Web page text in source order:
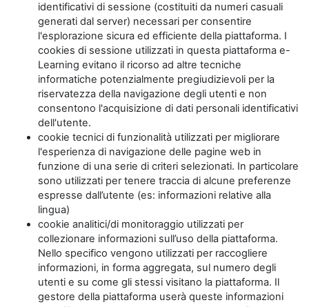
identificativi di sessione (costituiti da numeri casuali
generati dal server) necessari per consentire
l'esplorazione sicura ed efficiente della piattaforma. I
cookies di sessione utilizzati in questa piattaforma e-
Learning evitano il ricorso ad altre tecniche
informatiche potenzialmente pregiudizievoli per la
riservatezza della navigazione degli utenti e non
consentono l'acquisizione di dati personali identificativi
dell'utente.
cookie tecnici di funzionalità utilizzati per migliorare
l'esperienza di navigazione delle pagine web in
funzione di una serie di criteri selezionati. In particolare
sono utilizzati per tenere traccia di alcune preferenze
espresse dall’utente (es: informazioni relative alla
lingua)
cookie analitici/di monitoraggio utilizzati per
collezionare informazioni sull’uso della piattaforma.
Nello specifico vengono utilizzati per raccogliere
informazioni, in forma aggregata, sul numero degli
utenti e su come gli stessi visitano la piattaforma. Il
gestore della piattaforma userà queste informazioni